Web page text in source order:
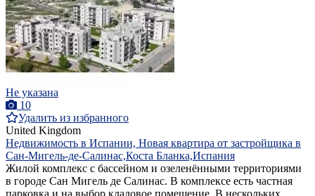
Не указана
10
Удалить из избранного
United Kingdom
Недвижимость в Испании, Новая квартира от застройщика в
Сан-Мигель-де-Салинас,Коста Бланка,Испания
Жилой комплекс с бассейном и озеленёнными территориями
в городе Сан Мигель де Салинас. В комплексе есть частная
парковка и на выбор кладовое помещение. В нескольких